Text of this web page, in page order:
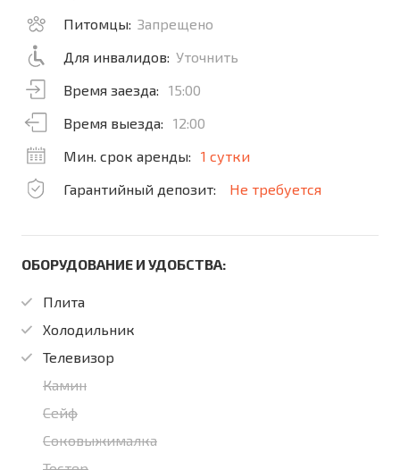
Питомцы: Запрещено
Для инвалидов: Уточнить
Время заезда:
15:00
Время выезда:
12:00
Мин. срок аренды:
1 сутки
Гарантийный депозит:
Не требуется
ОБОРУДОВАНИЕ И УДОБСТВА:
Плита
Холодильник
Телевизор
Камин
Сейф
Соковыжималка